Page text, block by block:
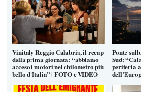
Vinitaly Reggio Calabria, il recap
della prima giornata: “abbiamo
acceso i motori nel chilometro più
bello d’Italia” | FOTO e VIDEO
Ponte
Sud:
periferia